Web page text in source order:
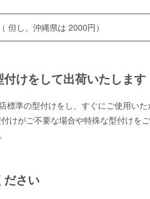
但し、沖縄県は 2000円）
けをして出荷いたします
標準の型付けをし、すぐにご使用い
けがご不要な場合や特殊な型付けを
ださい